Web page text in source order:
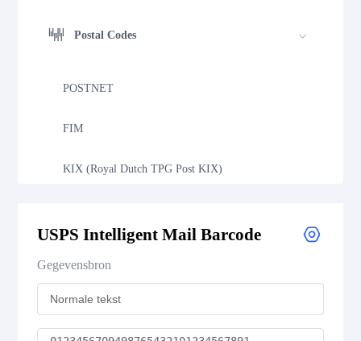
Postal Codes
POSTNET
FIM
KIX (Royal Dutch TPG Post KIX)
Deutsche Post Identcode
USPS Intelligent Mail Barcode
Gegevensbron